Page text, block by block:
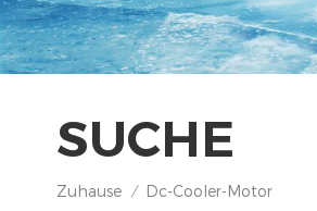
SUCHE
Zuhause / Dc-Cooler-Motor